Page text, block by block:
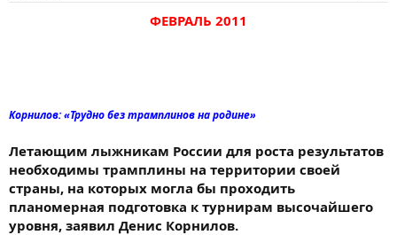
ФЕВРАЛЬ 2011
Корнилов: «Трудно без трамплинов на родине»
Летающим лыжникам России для роста результатов
необходимы трамплины на территории своей
страны, на которых могла бы проходить
планомерная подготовка к турнирам высочайшего
уровня, заявил Денис Корнилов.